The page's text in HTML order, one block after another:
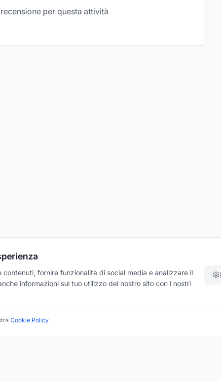
per questa attività
fornire funzionalità di social media e analizzare il
informazioni sul tuo utilizzo del nostro sito con i nostri
Cookie Policy.